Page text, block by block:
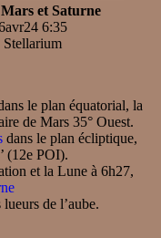
et Saturne
6:35
Stellarium
le plan équatorial, la
de Mars 35° Ouest.
dans le plan écliptique,
(12e POI).
et la Lune à 6h27,
de l’aube.